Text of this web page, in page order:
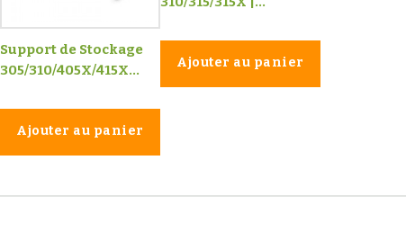
Support de Stockage
305/310/405X/415X...
Ajouter au panier
Ajouter au panier